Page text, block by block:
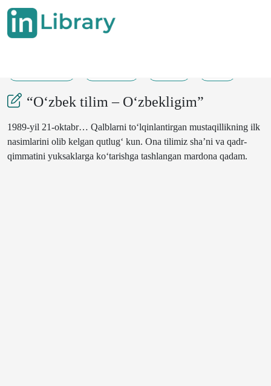
“O‘zbek tilim – O‘zbekligim”
1989-yil 21-oktabr… Qalblarni to‘lqinlantirgan mustaqillikning ilk
nasimlarini olib kelgan qutlug‘ kun. Ona tilimiz sha’ni va qadr-
qimmatini yuksaklarga ko‘tarishga tashlangan mardona qadam.